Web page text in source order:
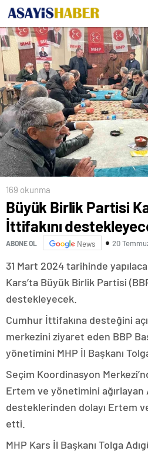
169 okunma
Büyük Birlik Partisi
İttifakını
ABONE OL News 20
31 Mart 2024 tarihinde
Kars’ta Büyük Birlik Partisi
destekleyecek.
Cumhur İttifakına desteğini
merkezini ziyaret eden BBP
yönetimini MHP İl Başkanı
Seçim Koordinasyon
Ertem ve yönetimini ağırlayan
desteklerinden dolayı Ertem
etti.
MHP Kars İl Başkanı Tolga